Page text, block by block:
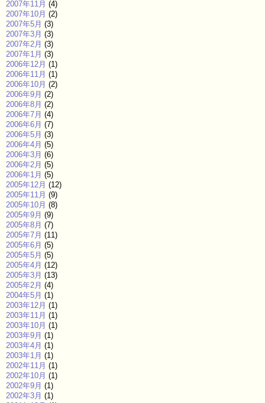
2007年11月 (4)
2007年10月 (2)
2007年5月 (3)
2007年3月 (3)
2007年2月 (3)
2007年1月 (3)
2006年12月 (1)
2006年11月 (1)
2006年10月 (2)
2006年9月 (2)
2006年8月 (2)
2006年7月 (4)
2006年6月 (7)
2006年5月 (3)
2006年4月 (5)
2006年3月 (6)
2006年2月 (5)
2006年1月 (5)
2005年12月 (12)
2005年11月 (9)
2005年10月 (8)
2005年9月 (9)
2005年8月 (7)
2005年7月 (11)
2005年6月 (5)
2005年5月 (5)
2005年4月 (12)
2005年3月 (13)
2005年2月 (4)
2004年5月 (1)
2003年12月 (1)
2003年11月 (1)
2003年10月 (1)
2003年9月 (1)
2003年4月 (1)
2003年1月 (1)
2002年11月 (1)
2002年10月 (1)
2002年9月 (1)
2002年3月 (1)